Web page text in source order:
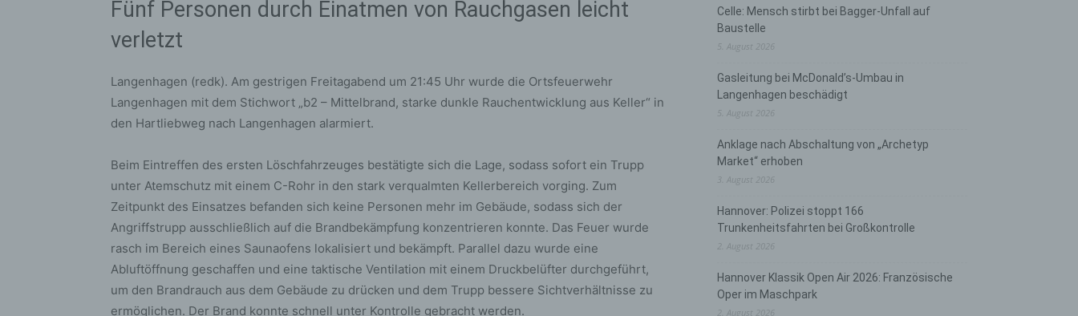
Fünf Personen durch Einatmen von Rauchgasen leicht
verletzt
Langenhagen (redk). Am gestrigen Freitagabend um 21:45 Uhr wurde die Ortsfeuerwehr
Langenhagen mit dem Stichwort „b2 – Mittelbrand, starke dunkle Rauchentwicklung aus Keller“ in
den Hartliebweg nach Langenhagen alarmiert.
Beim Eintreffen des ersten Löschfahrzeuges bestätigte sich die Lage, sodass sofort ein Trupp
unter Atemschutz mit einem C-Rohr in den stark verqualmten Kellerbereich vorging. Zum
Zeitpunkt des Einsatzes befanden sich keine Personen mehr im Gebäude, sodass sich der
Angriffstrupp ausschließlich auf die Brandbekämpfung konzentrieren konnte. Das Feuer wurde
rasch im Bereich eines Saunaofens lokalisiert und bekämpft. Parallel dazu wurde eine
Abluftöffnung geschaffen und eine taktische Ventilation mit einem Druckbelüfter durchgeführt,
um den Brandrauch aus dem Gebäude zu drücken und dem Trupp bessere Sichtverhältnisse zu
ermöglichen. Der Brand konnte schnell unter Kontrolle gebracht werden.
Celle: Mensch stirbt bei Bagger-Unfall auf
Baustelle
5. August 2026
Gasleitung bei McDonald’s-Umbau in
Langenhagen beschädigt
5. August 2026
Anklage nach Abschaltung von „Archetyp
Market“ erhoben
3. August 2026
Hannover: Polizei stoppt 166
Trunkenheitsfahrten bei Großkontrolle
2. August 2026
Hannover Klassik Open Air 2026: Französische
Oper im Maschpark
2. August 2026